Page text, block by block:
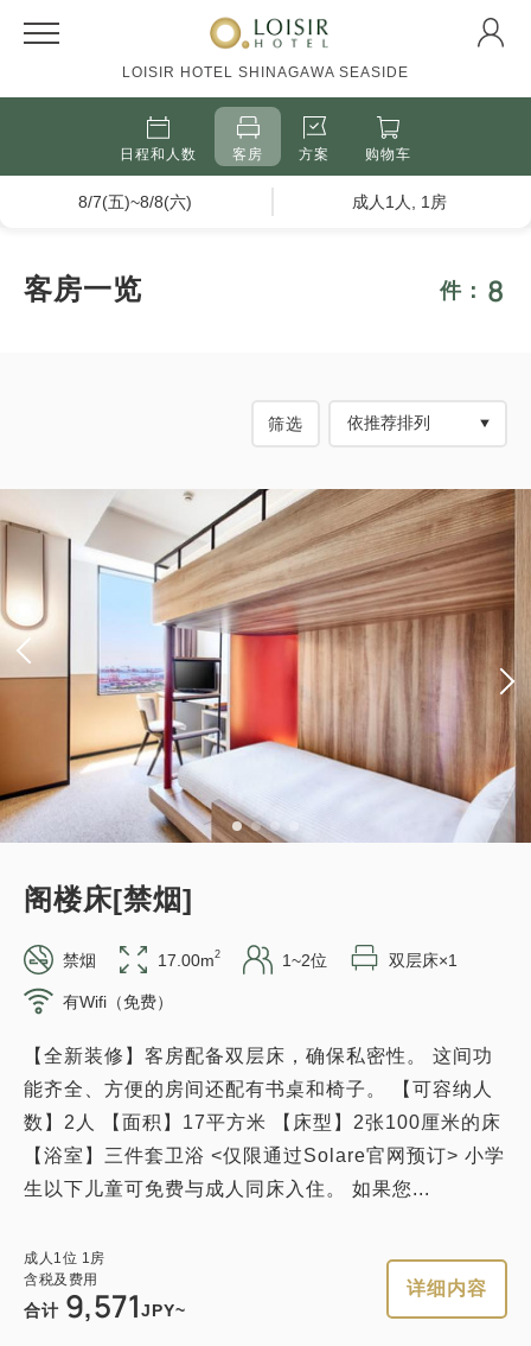
LOISIR HOTEL SHINAGAWA SEASIDE
日程和人数 客房 方案 购物车
8/7(五)~8/8(六) 成人1人, 1房
客房一览 件： 8
筛选
阁楼床[禁烟]
禁烟 17.00m2 1~2位 双层床×1
有Wifi（免费）
【全新装修】客房配备双层床，确保私密性。 这间功
能齐全、方便的房间还配有书桌和椅子。 【可容纳人
数】2人 【面积】17平方米 【床型】2张100厘米的床
【浴室】三件套卫浴 <仅限通过Solare官网预订> 小学
生以下儿童可免费与成人同床入住。 如果您...
成人 1位 1房
含税及费用
合计 9,571JPY~
详细内容